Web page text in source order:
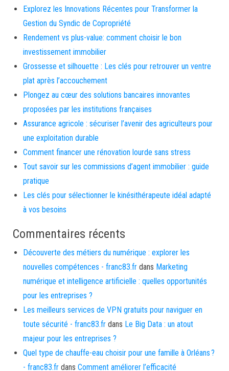
Explorez les Innovations Récentes pour Transformer la
Gestion du Syndic de Copropriété
Rendement vs plus-value: comment choisir le bon
investissement immobilier
Grossesse et silhouette : Les clés pour retrouver un ventre
plat après l’accouchement
Plongez au cœur des solutions bancaires innovantes
proposées par les institutions françaises
Assurance agricole : sécuriser l’avenir des agriculteurs pour
une exploitation durable
Comment financer une rénovation lourde sans stress
Tout savoir sur les commissions d’agent immobilier : guide
pratique
Les clés pour sélectionner le kinésithérapeute idéal adapté
à vos besoins
Commentaires récents
Découverte des métiers du numérique : explorer les
nouvelles compétences - franc83.fr dans Marketing
numérique et intelligence artificielle : quelles opportunités
pour les entreprises ?
Les meilleurs services de VPN gratuits pour naviguer en
toute sécurité - franc83.fr dans Le Big Data : un atout
majeur pour les entreprises ?
Quel type de chauffe-eau choisir pour une famille à Orléans ?
- franc83.fr dans Comment améliorer l’efficacité